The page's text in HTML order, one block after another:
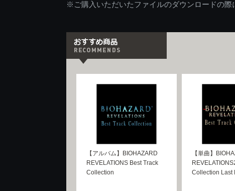
※ご購入いただいたファイルのダウンロードの際
【アルバム】BIOHAZARD
REVELATIONS Best Track
Collection
【単曲】
Collection Last